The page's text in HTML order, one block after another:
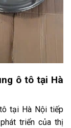
ô tô tại Hà
tại Hà Nội tiếp
triển của thị